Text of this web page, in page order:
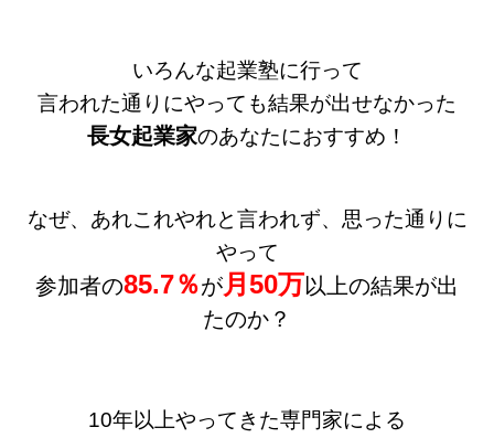
いろんな起業塾に行って
言われた通りにやっても結果が出せなかった
長女起業家のあなたにおすすめ！
なぜ、あれこれやれと言われず、思った通りに
やって
参加者の85.7％が月50万以上の結果が出
たのか？
10年以上やってきた専門家による